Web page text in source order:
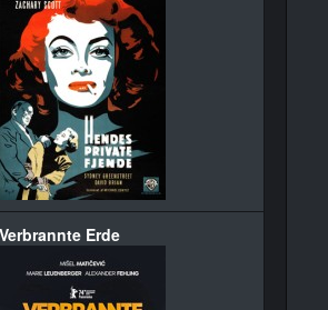
Verbrannte Erde